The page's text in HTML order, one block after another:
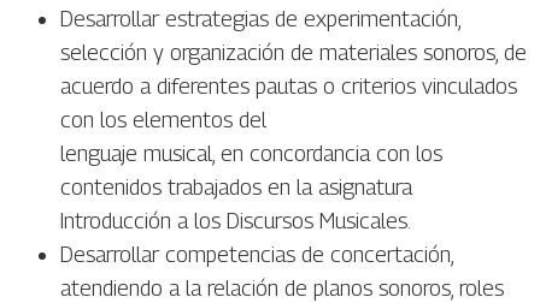
Desarrollar estrategias de experimentación,
selección y organización de materiales sonoros, de
acuerdo a diferentes pautas o criterios vinculados
con los elementos del
lenguaje musical, en concordancia con los
contenidos trabajados en la asignatura
Introducción a los Discursos Musicales.
Desarrollar competencias de concertación,
atendiendo a la relación de planos sonoros, roles